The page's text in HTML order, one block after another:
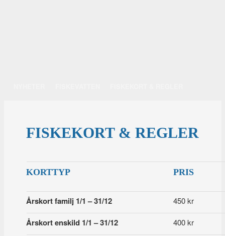
Rengsjö
Fiskevårdsområdesförening
FISKEKORT & REGLER
KORTTYP PRIS
Årskort familj 1/1 – 31/12 450 kr
Årskort enskild 1/1 – 31/12 400 kr